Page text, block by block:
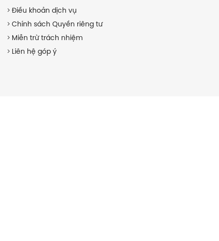
Điều khoản dịch vụ
Chính sách Quyền riêng tư
Miễn trừ trách nhiệm
Liên hệ góp ý